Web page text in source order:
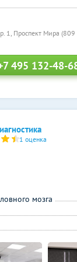
1, Проспект Мира (809
495 132-48-
1 оценка
мозга